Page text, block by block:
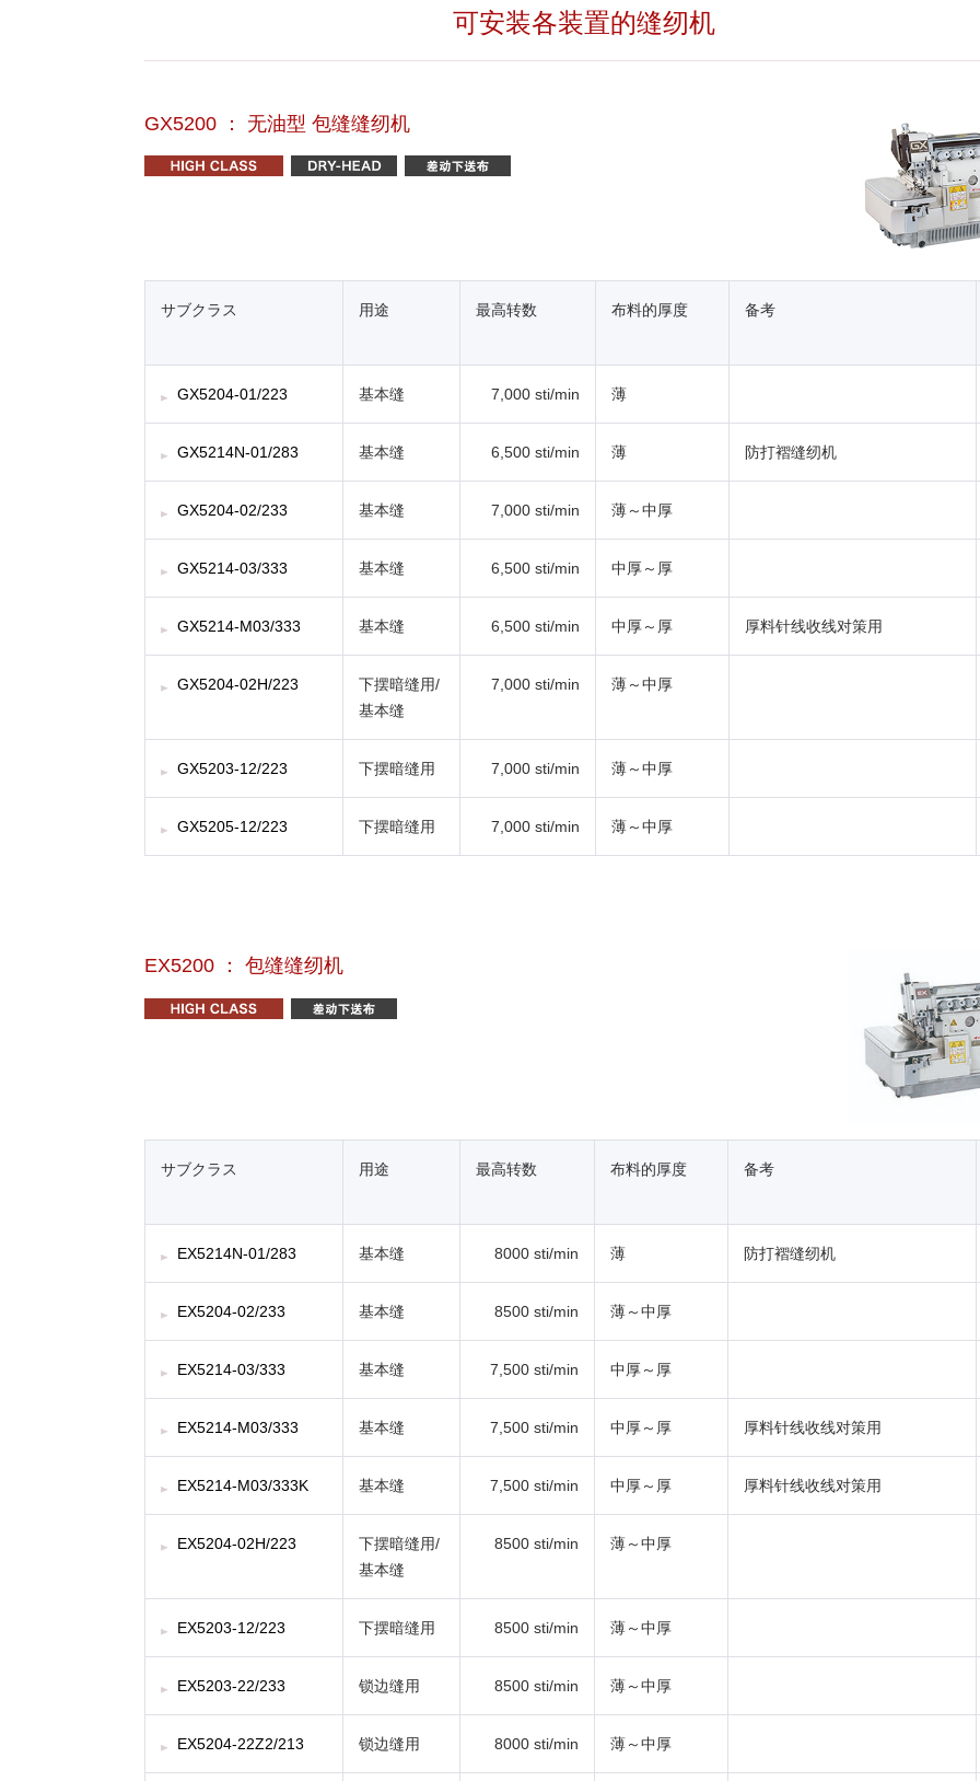
可安装各装置的缝纫机
GX5200 ： 无油型 包缝缝纫机
サブクラス 用途 最高转数 布料的厚度 备考
GX5204-01/223 基本缝 7,000 sti/min 薄
GX5214N-01/283 基本缝 6,500 sti/min 薄 防打褶缝纫机
GX5204-02/233 基本缝 7,000 sti/min 薄～中厚
GX5214-03/333 基本缝 6,500 sti/min 中厚～厚
GX5214-M03/333 基本缝 6,500 sti/min 中厚～厚 厚料针线收线对策用
GX5204-02H/223
下摆暗缝用/
基本缝
7,000 sti/min 薄～中厚
GX5203-12/223 下摆暗缝用 7,000 sti/min 薄～中厚
GX5205-12/223 下摆暗缝用 7,000 sti/min 薄～中厚
EX5200 ： 包缝缝纫机
サブクラス 用途 最高转数 布料的厚度 备考
EX5214N-01/283 基本缝 8000 sti/min 薄 防打褶缝纫机
EX5204-02/233 基本缝 8500 sti/min 薄～中厚
EX5214-03/333 基本缝 7,500 sti/min 中厚～厚
EX5214-M03/333 基本缝 7,500 sti/min 中厚～厚 厚料针线收线对策用
EX5214-M03/333K 基本缝 7,500 sti/min 中厚～厚 厚料针线收线对策用
EX5204-02H/223
下摆暗缝用/
基本缝
8500 sti/min 薄～中厚
EX5203-12/223 下摆暗缝用 8500 sti/min 薄～中厚
EX5203-22/233 锁边缝用 8500 sti/min 薄～中厚
EX5204-22Z2/213 锁边缝用 8000 sti/min 薄～中厚